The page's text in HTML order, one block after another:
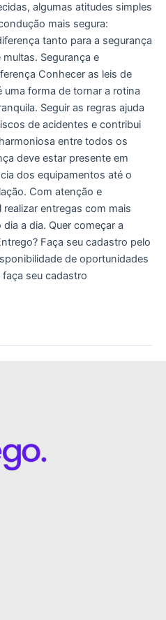
algumas atitudes simples
mais segura:
tanto para a segurança
Segurança e
Conhecer as leis de
forma de tornar a rotina
Seguir as regras ajuda
de acidentes e contribui
entre todos os
deve estar presente em
dos equipamentos até o
Com atenção e
entregas com mais
a dia. Quer começar a
Faça seu cadastro pelo
de oportunidades
faça seu cadastro